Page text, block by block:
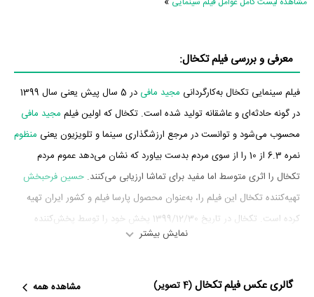
معرفی و بررسی فیلم تکخال:
فیلم سینمایی تکخال به‌کارگردانی مجید مافی
در 5 سال پیش یعنی سال 1399
در گونه حادثه‌ای و عاشقانه تولید شده است. تکخال که اولین فیلم مجید مافی
محسوب می‌شود و توانست در مرجع ارزشگذاری سینما و تلویزیون یعنی منظوم
نمره 6.3 از 10 را از سوی مردم بدست بیاورد که نشان می‌دهد عموم مردم
تکخال را اثری متوسط اما مفید برای تماشا ارزیابی می‌کنند. حسین فرحبخش
تهیه‌کننده تکخال این فیلم را، به‌عنوان محصول پارسا فیلم و کشور ایران تهیه
کرده است. تکخال در تاریخ 1399/12/30 پخش خود را توسط پخش‌کننده
ایران مال در سینما آغاز کرد. در آن روزها تکخال توانست آمار فروش
نمایش بیشتر
گالری عکس فیلم تکخال(4 تصویر)
مشاهده همه